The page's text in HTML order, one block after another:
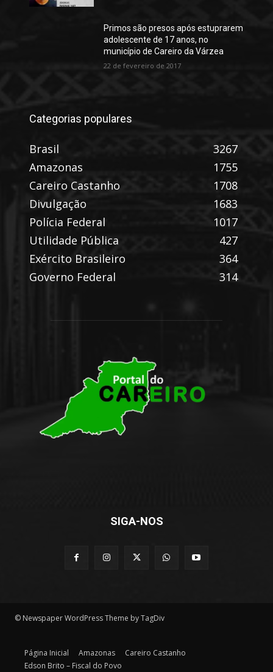
Primos são presos após estuprarem
adolescente de 17 anos, no
município de Careiro da Várzea
22 de fevereiro de 2017
Categorias populares
Brasil
3267
Amazonas
1755
Careiro Castanho
1708
Divulgação
1683
Polícia Federal
1017
Utilidade Pública
427
Exército Brasileiro
364
Governo Federal
314
SIGA-NOS
© Newspaper WordPress Theme by TagDiv
Página Inicial Amazonas
Careiro Castanho
Edson Brito – Fiscal do Povo